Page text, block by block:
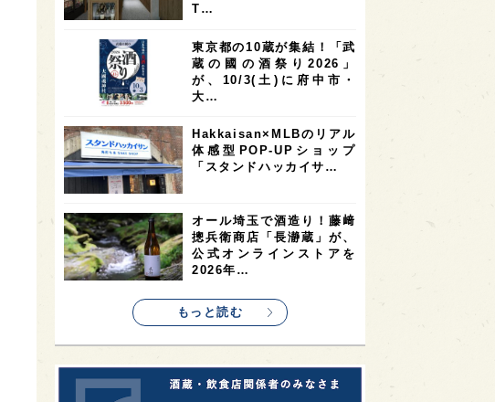
大分県 三重県
オーストラリア 台湾 2 アジア
SAKEの時代を生きる 1
全蔵めぐり 1 シンガポール 1 カナダ 1
1 熊本県 1
イギリス 1 ノルウェー 新宿区 1
歌舞伎町 1 沖縄県 1 鳥取県 1
saketimes_image_4 1
T…
東京都の10蔵が集結！「武
蔵の國の酒祭り2026」
が、10/3(土)に府中市・
大…
Hakkaisan×MLBのリアル
体感型POP-UPショップ
「スタンドハッカイサ…
オール埼玉で酒造り！藤﨑
摠兵衛商店「長瀞蔵」が、
公式オンラインストアを
2026年…
もっと読む